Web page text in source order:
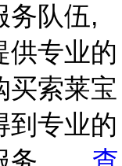
务队伍,
供专业的
买索莱宝
到专业的